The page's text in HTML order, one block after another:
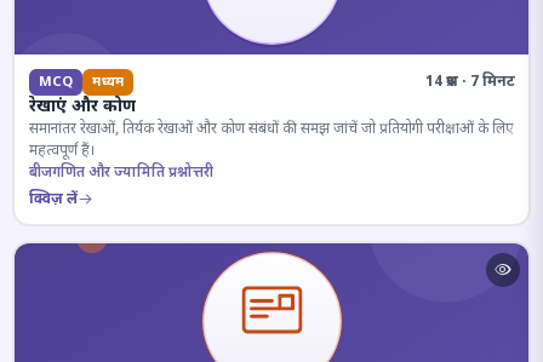
MCQ मध्यम 14 प्रश्न · 7 मिनट
रेखाएं और कोण
समानांतर रेखाओं, तिर्यक रेखाओं और कोण संबंधों की समझ जांचें जो प्रतियोगी परीक्षाओं के लिए
महत्वपूर्ण हैं।
बीजगणित और ज्यामिति प्रश्नोत्तरी
क्विज़ लें